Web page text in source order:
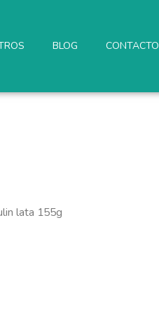
BLOG CONTACTO
lata 155g